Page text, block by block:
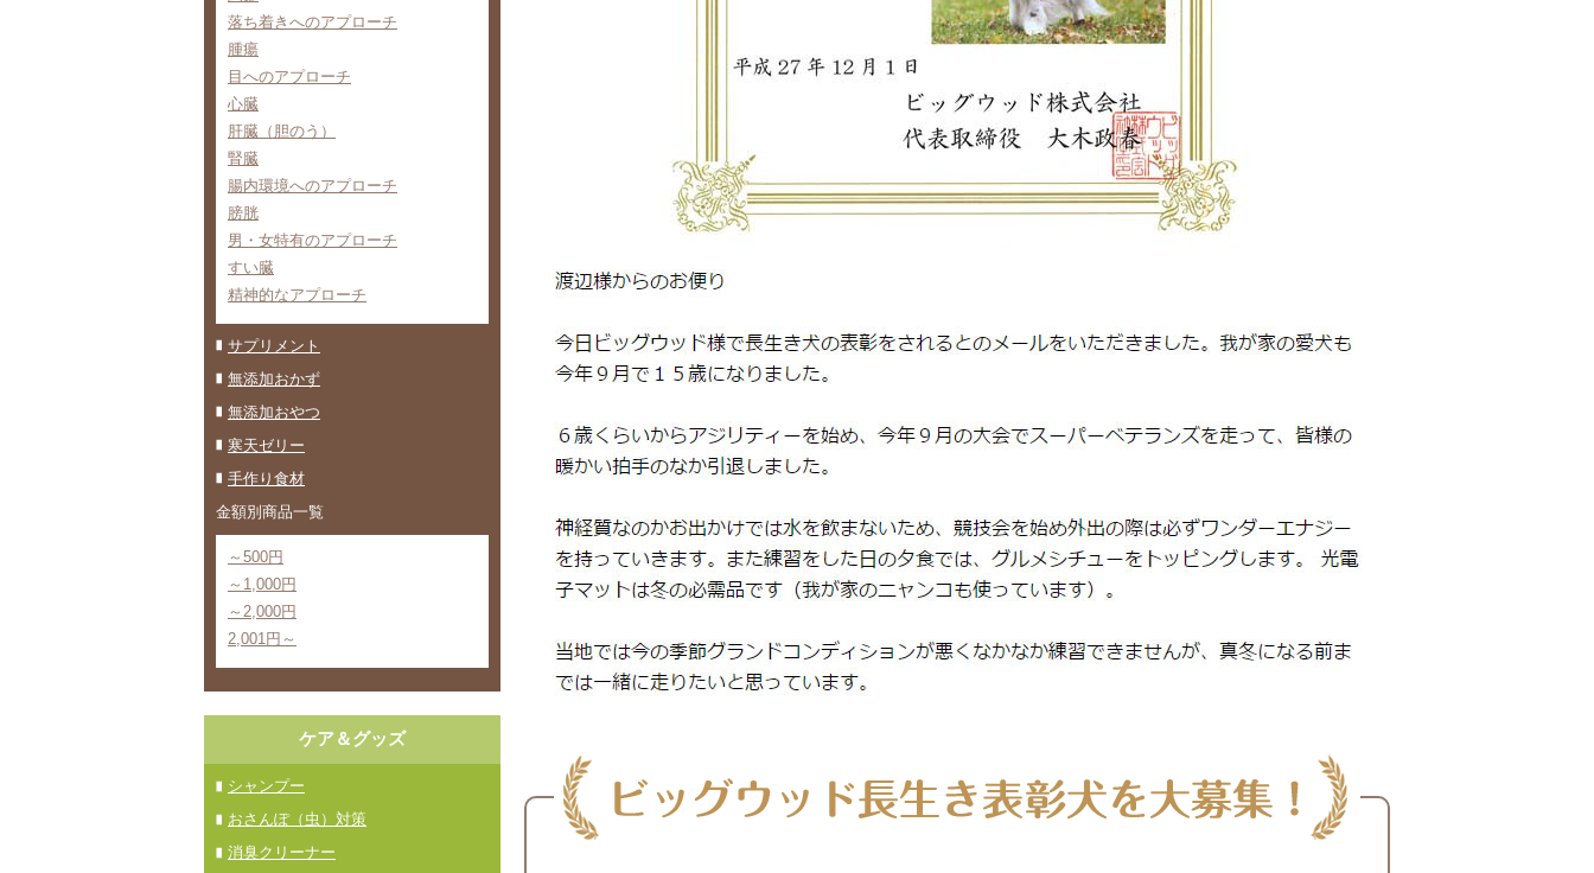
落ち着きへのアプローチ
腫瘍
目へのアプローチ
心臓
肝臓（胆のう）
腎臓
腸内環境へのアプローチ
膀胱
男・女特有のアプローチ
すい臓
精神的なアプローチ
サプリメント
無添加おかず
無添加おやつ
寒天ゼリー
手作り食材
金額別商品一覧
～500円
～1,000円
～2,000円
2,001円～
ケア＆グッズ
シャンプー
おさんぽ（虫）対策
消臭クリーナー